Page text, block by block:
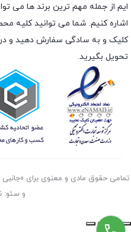
ایم از جمله مهم ترین برند ها می
اشاره کنیم. شما می توانید کلیه
کلیک و به سادگی سفارش دهید و
تحویل بگیرید.
و سئو: